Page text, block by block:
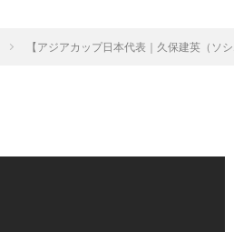
【アジアカップ日本代表｜久保建英（